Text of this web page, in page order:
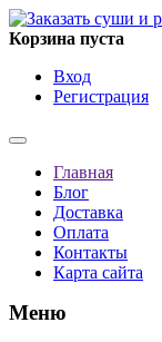
Корзина пуста
Вход
Регистрация
Главная
Блог
Доставка
Оплата
Контакты
Карта сайта
Меню